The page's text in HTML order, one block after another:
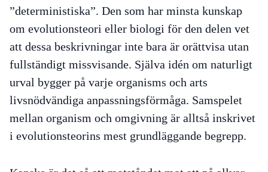
”deterministiska”. Den som har minsta kunskap
om evolutionsteori eller biologi för den delen vet
att dessa beskrivningar inte bara är orättvisa utan
fullständigt missvisande. Själva idén om naturligt
urval bygger på varje organisms och arts
livsnödvändiga anpassningsförmåga. Samspelet
mellan organism och omgivning är alltså inskrivet
i evolutionsteorins mest grundläggande begrepp.